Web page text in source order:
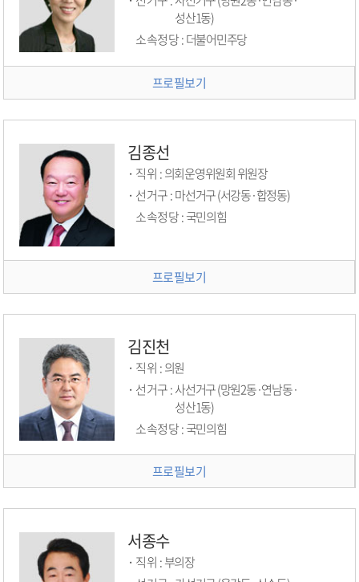
성산1동)
소속정당 :더불어민주당
프로필보기
김종선
직위 :의회운영위원회 위원장
선거구 :
마선거구 (서강동·합정동)
소속정당 :국민의힘
프로필보기
김진천
직위 :의원
선거구 :사선거구 (망원2동·연남동·
성산1동)
소속정당 :국민의힘
프로필보기
서종수
직위 :부의장